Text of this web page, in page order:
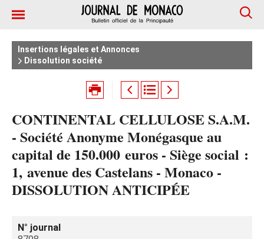
Insertions légales et Annonces
Dissolution société
CONTINENTAL CELLULOSE S.A.M.
- Société Anonyme Monégasque au
capital de 150.000 euros - Siège social :
1, avenue des Castelans - Monaco -
DISSOLUTION ANTICIPÉE
N° journal